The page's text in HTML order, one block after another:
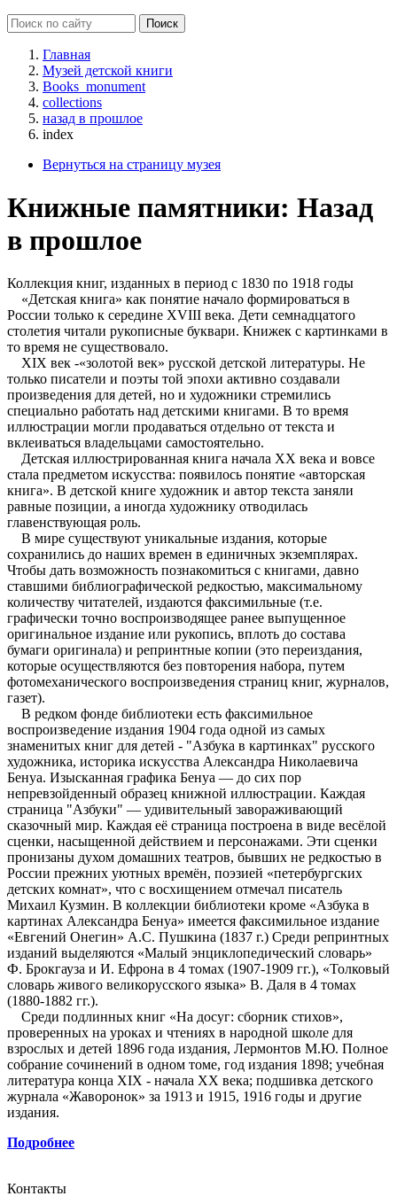
Главная
Музей детской книги
Books_monument
collections
назад в прошлое
index
Вернуться на страницу музея
Книжные памятники: Назад
в прошлое
Коллекция книг, изданных в период с 1830 по 1918 годы
«Детская книга» как понятие начало формироваться в
России только к середине XVIII века. Дети семнадцатого
столетия читали рукописные буквари. Книжек с картинками в
то время не существовало.
XIX век -«золотой век» русской детской литературы. Не
только писатели и поэты той эпохи активно создавали
произведения для детей, но и художники стремились
специально работать над детскими книгами. В то время
иллюстрации могли продаваться отдельно от текста и
вклеиваться владельцами самостоятельно.
Детская иллюстрированная книга начала XX века и вовсе
стала предметом искусства: появилось понятие «авторская
книга». В детской книге художник и автор текста заняли
равные позиции, а иногда художнику отводилась
главенствующая роль.
В мире существуют уникальные издания, которые
сохранились до наших времен в единичных экземплярах.
Чтобы дать возможность познакомиться с книгами, давно
ставшими библиографической редкостью, максимальному
количеству читателей, издаются факсимильные (т.е.
графически точно воспроизводящее ранее выпущенное
оригинальное издание или рукопись, вплоть до состава
бумаги оригинала) и репринтные копии (это переиздания,
которые осуществляются без повторения набора, путем
фотомеханического воспроизведения страниц книг, журналов,
газет).
В редком фонде библиотеки есть факсимильное
воспроизведение издания 1904 года одной из самых
знаменитых книг для детей - "Азбука в картинках" русского
художника, историка искусства Александра Николаевича
Бенуа. Изысканная графика Бенуа — до сих пор
непревзойденный образец книжной иллюстрации. Каждая
страница "Азбуки" — удивительный завораживающий
сказочный мир. Каждая её страница построена в виде весёлой
сценки, насыщенной действием и персонажами. Эти сценки
пронизаны духом домашних театров, бывших не редкостью в
России прежних уютных времён, поэзией «петербургских
детских комнат», что с восхищением отмечал писатель
Михаил Кузмин. В коллекции библиотеки кроме «Азбука в
картинах Александра Бенуа» имеется факсимильное издание
«Евгений Онегин» А.С. Пушкина (1837 г.) Среди репринтных
изданий выделяются «Малый энциклопедический словарь»
Ф. Брокгауза и И. Ефрона в 4 томах (1907-1909 гг.), «Толковый
словарь живого великорусского языка» В. Даля в 4 томах
(1880-1882 гг.).
Среди подлинных книг «На досуг: сборник стихов»,
проверенных на уроках и чтениях в народной школе для
взрослых и детей 1896 года издания, Лермонтов М.Ю. Полное
собрание сочинений в одном томе, год издания 1898; учебная
литература конца XIX - начала ХХ века; подшивка детского
журнала «Жаворонок» за 1913 и 1915, 1916 годы и другие
издания.
Подробнее
Контакты